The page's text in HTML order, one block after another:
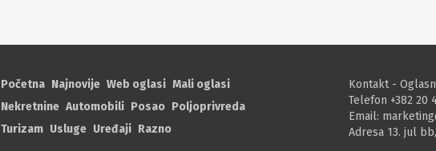
Početna Najnovije Web oglasi Mali oglasi
Nekretnine Automobili Posao Poljoprivreda
Turizam Usluge Uređaji Razno
Kontakt -
Telefon +382 20
Email:
Adresa 13. jul